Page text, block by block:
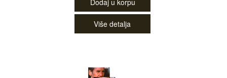
Dodaj u korpu
Više detalja